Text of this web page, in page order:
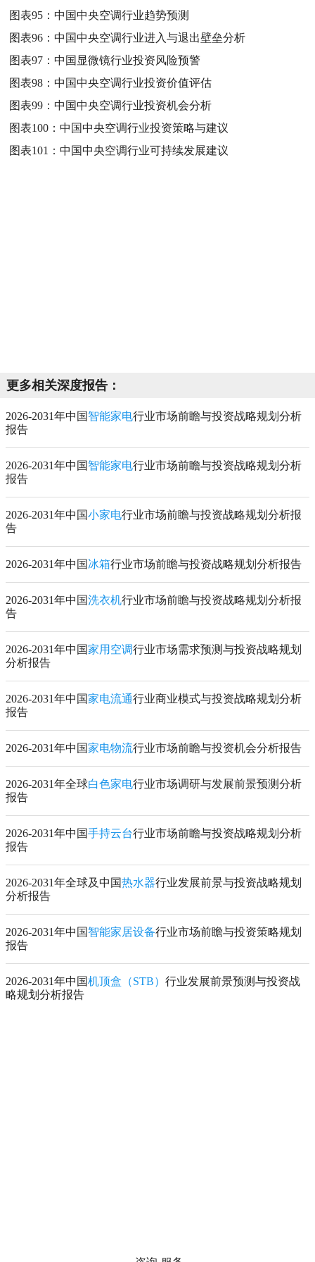
图表95：中国中央空调行业趋势预测
图表96：中国中央空调行业进入与退出壁垒分析
图表97：中国显微镜行业投资风险预警
图表98：中国中央空调行业投资价值评估
图表99：中国中央空调行业投资机会分析
图表100：中国中央空调行业投资策略与建议
图表101：中国中央空调行业可持续发展建议
更多相关深度报告：
2026-2031年中国 智能家电行业市场前瞻与投资战略规划分析
报告
2026-2031年中国 智能家电行业市场前瞻与投资战略规划分析
报告
2026-2031年中国小家电行业市场前瞻与投资战略规划分析报
告
2026-2031年中国 冰箱行业市场前瞻与投资战略规划分析报告
2026-2031年中国洗衣机行业市场前瞻与投资战略规划分析报
告
2026-2031年中国家用空调行业市场需求预测与投资战略规划
分析报告
2026-2031年中国家电流通行业商业模式与投资战略规划分析
报告
2026-2031年中国家电物流行业市场前瞻与投资机会分析报告
2026-2031年全球白色家电行业市场调研与发展前景预测分析
报告
2026-2031年中国手持云台行业市场前瞻与投资战略规划分析
报告
2026-2031年全球及中国热水器行业发展前景与投资战略规划
分析报告
2026-2031年中国 智能家居设备行业市场前瞻与投资策略规划
报告
2026-2031年中国机顶盒（STB） 行业发展前景预测与投资战
略规划分析报告